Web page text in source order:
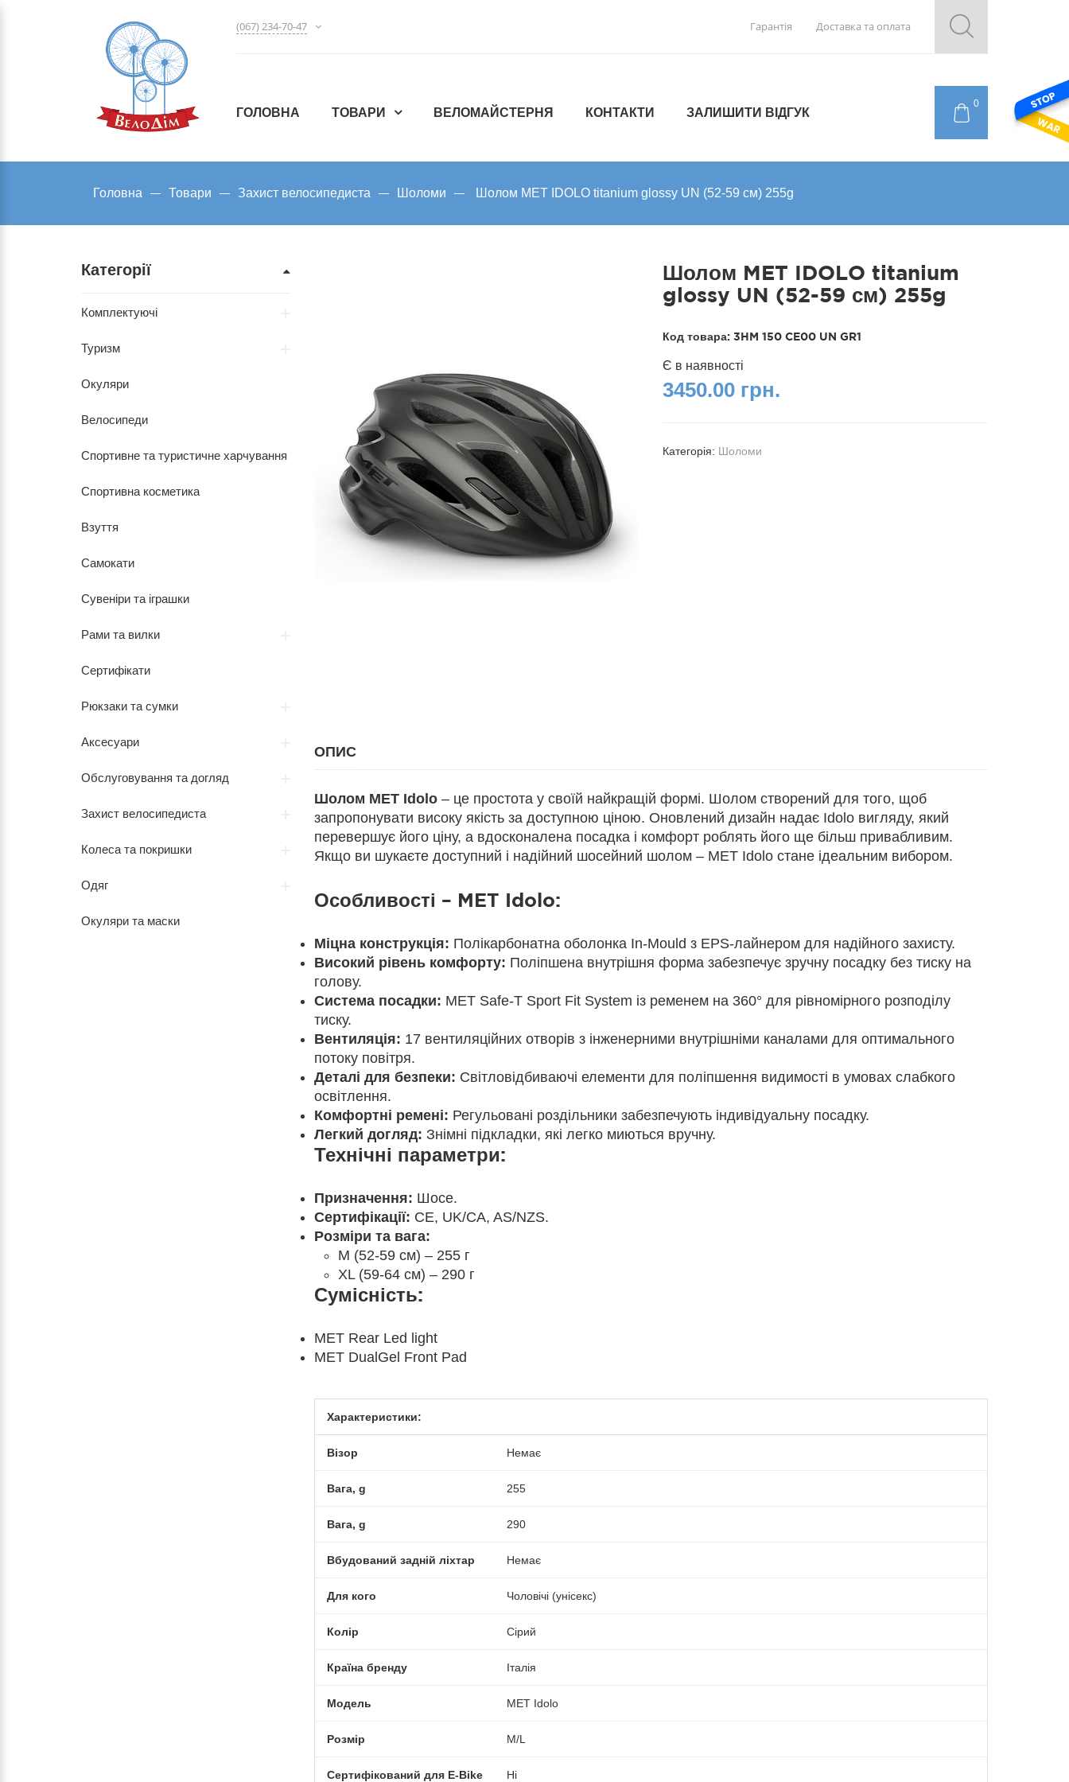
(067) 234-70-47 Гарантія Доставка та оплата
0
ГОЛОВНА ТОВАРИ ВЕЛОМАЙСТЕРНЯ КОНТАКТИ ЗАЛИШИТИ ВІДГУК
Головна Товари Захист велосипедиста Шоломи Шолом MET IDOLO titanium glossy UN (52-59 см) 255g
Шолом MET IDOLO titanium
glossy UN (52-59 см) 255g
Код товара:3HM 150 CE00 UN GR1
Є в наявності
3450.00 грн.
Категорія: Шоломи
ОПИС
Шолом MET Idolo– це простота у своїй найкращій формі. Шолом створений для того, щоб
запропонувати високу якість за доступною ціною. Оновлений дизайн надає Idolo вигляду, який
перевершує його ціну, а вдосконалена посадка і комфорт роблять його ще більш привабливим.
Якщо ви шукаєте доступний і надійний шосейний шолом – MET Idolo стане ідеальним вибором.
Особливості – MET Idolo:
Міцна конструкція: Полікарбонатна оболонка In-Mould з EPS-лайнером для надійного захисту.
Високий рівень комфорту: Поліпшена внутрішня форма забезпечує зручну посадку без тиску на
голову.
Система посадки: MET Safe-T Sport Fit System із ременем на 360° для рівномірного розподілу
тиску.
Вентиляція: 17 вентиляційних отворів з інженерними внутрішніми каналами для оптимального
потоку повітря.
Деталі для безпеки: Світловідбиваючі елементи для поліпшення видимості в умовах слабкого
освітлення.
Комфортні ремені: Регульовані роздільники забезпечують індивідуальну посадку.
Легкий догляд: Знімні підкладки, які легко миються вручну.
Технічні параметри:
Призначення: Шосе.
Сертифікації: CE, UK/CA, AS/NZS.
Розміри та вага:
M (52-59 см) – 255 г
XL (59-64 см) – 290 г
Сумісність:
MET Rear Led light
MET DualGel Front Pad
Характеристики:
Візор Немає
Вага, g 255
Вага, g 290
Вбудований задній ліхтар Немає
Для кого Чоловічі (унісекс)
Колір Сірий
Країна бренду Італія
Модель MET Idolo
Розмір M/L
Сертифікований для E-Bike Ні
Категорії
Комплектуючі
Туризм
Окуляри
Велосипеди
Спортивне та туристичне харчування
Спортивна косметика
Взуття
Самокати
Сувеніри та іграшки
Рами та вилки
Сертифікати
Рюкзаки та сумки
Аксесуари
Обслуговування та догляд
Захист велосипедиста
Колеса та покришки
Одяг
Окуляри та маски